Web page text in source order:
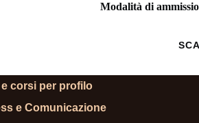
Modalità di
e corsi per profilo
e Comunicazione